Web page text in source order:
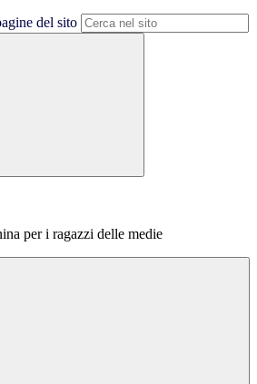
del sito
per i ragazzi delle medie